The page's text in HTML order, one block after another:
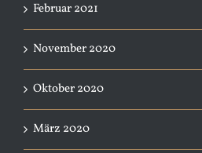
Februar 2021
November 2020
Oktober 2020
März 2020